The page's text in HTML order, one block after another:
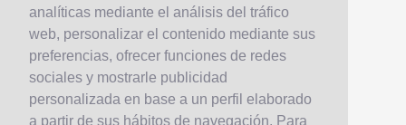
analíticas mediante el análisis del tráfico
web, personalizar el contenido mediante sus
preferencias, ofrecer funciones de redes
sociales y mostrarle publicidad
personalizada en base a un perfil elaborado
a partir de sus hábitos de navegación. Para